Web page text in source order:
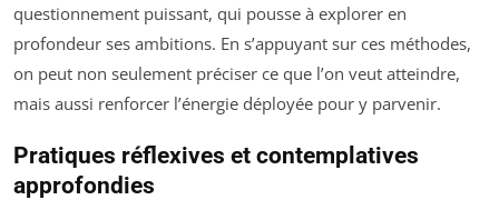
questionnement puissant, qui pousse à explorer en
profondeur ses ambitions. En s’appuyant sur ces méthodes,
on peut non seulement préciser ce que l’on veut atteindre,
mais aussi renforcer l’énergie déployée pour y parvenir.
Pratiques réflexives et contemplatives
approfondies